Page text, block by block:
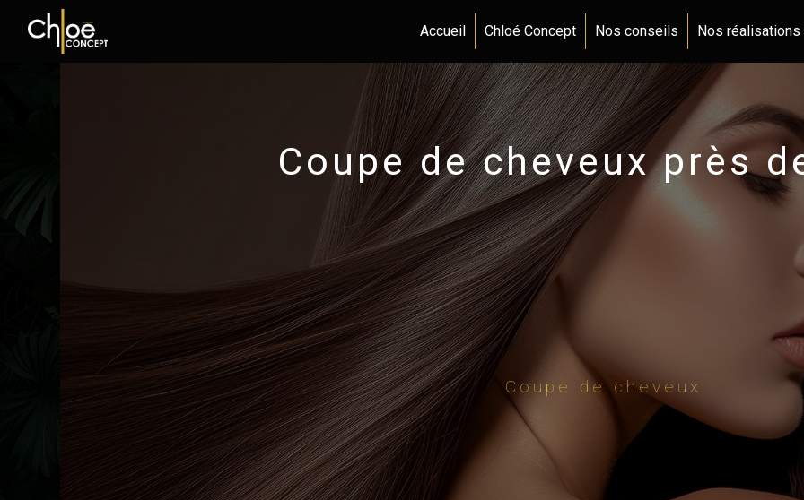
Accueil Chloé Concept Nos conseils Nos réalisations
Coupe de cheveux près
Coupe de cheveux
Panneau de gestion des cookies